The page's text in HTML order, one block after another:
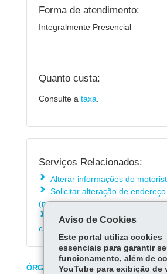
Forma de atendimento:
Integralmente Presencial
Quanto custa:
Consulte a taxa
Serviços Relacionados:
Alterar informações do
Solicitar alteração de
(mudança de cidade ou estado)
Solicitar alteração de endereço
com leasing (mudança de estado)
ÓRGÃO RESPONSÁVEL
Aviso de Cookies
Este portal utiliza cookies
essenciais para garantir
funcionamento, além de
YouTube para exibição de